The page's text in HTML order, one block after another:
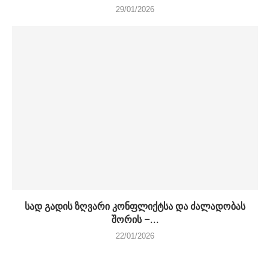
29/01/2026
სად გადის ზღვარი კონფლიქტსა და ძალადობას
შორის –...
22/01/2026